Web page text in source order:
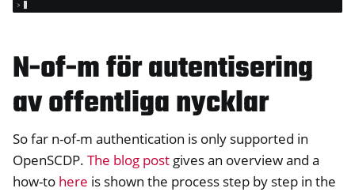
N-of-m för autentisering
av offentliga nycklar
So far n-of-m authentication is only supported in
OpenSCDP. The blog post gives an overview and a
how-to here is shown the process step by step in the